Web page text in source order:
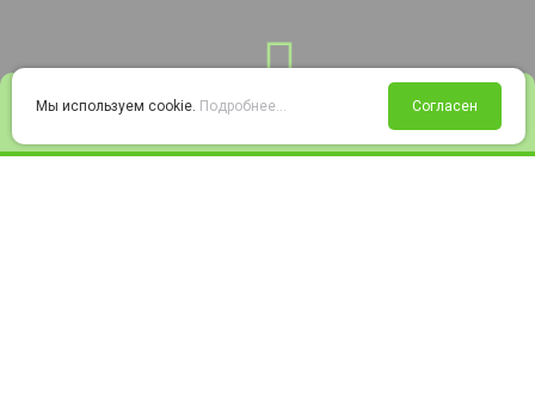
Войти Избранное Корзина
Мы используем cookie. Подробнее... Согласен